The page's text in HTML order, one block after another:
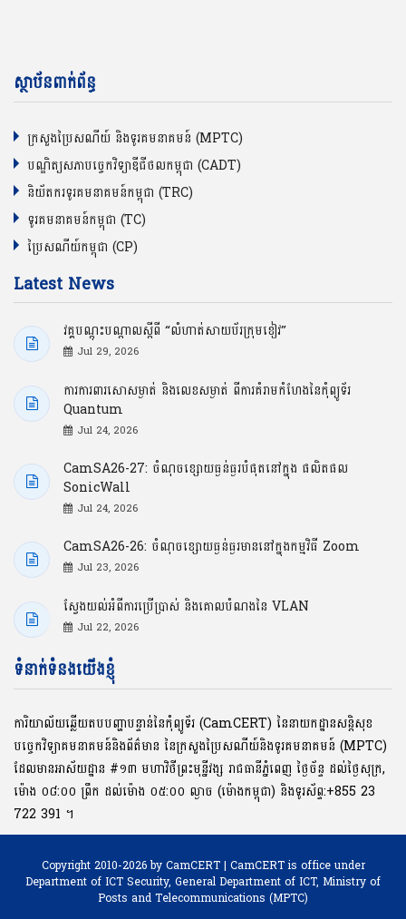
ស្ថាប័នពាក់ព័ន្ធ
ក្រសួងប្រៃសណីយ៍ និងទូរគមនាគមន៍ (MPTC)
បណ្ឌិត្យសភាបច្ចេកវិទ្យាឌីជីថលកម្ពុជា (CADT)
និយ័តករទូរគមនាគមន៍កម្ពុជា (TRC)
ទូរគមនាគមន៍កម្ពុជា (TC)
ប្រៃសណីយ៍កម្ពុជា (CP)
Latest News
វគ្គបណ្ដុះបណ្ដាលស្ដីពី “លំហាត់សាយប័រក្រុមខៀវ”
Jul 29, 2026
ការការពារសោសម្ងាត់ និងលេខសម្ងាត់ ពីការគំរាមកំហែងនៃកុំព្យូទ័រ
Quantum
Jul 24, 2026
CamSA26-27: ចំណុចខ្សោយធ្ងន់ធ្ងរបំផុតនៅក្នុង ផលិតផល
SonicWall
Jul 24, 2026
CamSA26-26: ចំណុចខ្សោយធ្ងន់ធ្ងរមាននៅក្នុងកម្មវិធី Zoom
Jul 23, 2026
ស្វែងយល់អំពីការប្រើប្រាស់ និងគោលបំណងនៃ VLAN
Jul 22, 2026
ទំនាក់ទំនងយើងខ្ញុំ
ការិយាល័យឆ្លើយតបបញ្ហាបន្ទាន់នៃកុំព្យូទ័រ (CamCERT) នៃនាយកដ្ឋានសន្តិសុខ
បច្ចេកវិទ្យាគមនាគមន៍និងព័ត៌មាន នៃក្រសួងប្រៃសណីយ៍និងទូរគមនាគមន៍ (MPTC)
ដែលមានអាស័យដ្ឋាន #១៣ មហាវិថីព្រះមុនី្នវង្ស រាជធានីភ្នំពេញ ថ្ងៃច័ន្ទ ដល់ថ្ងៃសុក្រ,
ម៉ោង ០៨:០០ ​ព្រឹក ដល់ម៉ោង ០៥:០០ ល្ងាច (ម៉ោងកម្ពុជា) និងទូរស័ព្ទ:+855 23
722 391 ។
Copyright 2010-2026 by CamCERT | CamCERT is office under
Department of ICT Security, General Department of ICT, Ministry of
Posts and Telecommunications (MPTC)